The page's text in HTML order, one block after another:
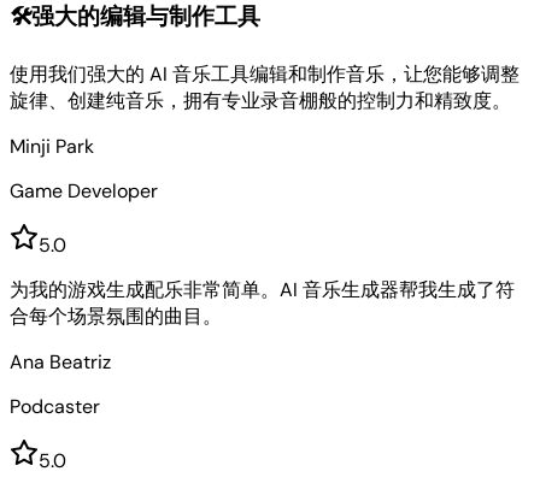
🛠️强大的编辑与制作工具
使用我们强大的 AI 音乐工具编辑和制作音乐，让您能够调整
旋律、创建纯音乐，拥有专业录音棚般的控制力和精致度。
Minji Park
Game Developer
5.0
为我的游戏生成配乐非常简单。AI 音乐生成器帮我生成了符
合每个场景氛围的曲目。
Ana Beatriz
Podcaster
5.0